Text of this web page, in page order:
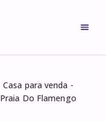
Casa para venda -
Praia Do Flamengo